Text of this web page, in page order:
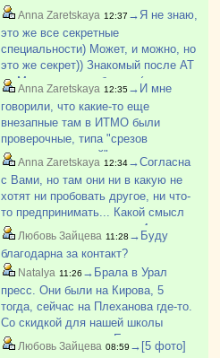
первого курса и только туда, где
академическая разница не
превышает 8 баллов. Там сейчас
какие-то препоны. Раньше студент?
Anna Zaretskaya 12:37 →Я не знаю,
это же все секретные
специальности) Может, и можно, но
это же секрет)) Знакомый после АТ
на Машгородке работает (но у него
тоже секретная специальность) в
КБ (конструкторское бюро, не
магазин). Все хорошо.
Anna Zaretskaya 12:35→И мне
говорили, что какие-то еще
внезапные там в ИТМО были
проверочные, типа "срезов
остаточных знаний", и чуть не
полкурса вылетели. Не было
остаточных знаний...
Anna Zaretskaya 12:34→Согласна
с Вами, но там они ни в какую не
хотят ни пробовать другое, ни что-
то предпринимать... Какой смысл
вылететь, скажем, после 4 курса -
я плохо представляю. У меня так
знакомая отчислилась с
аэрокосмического. Как ?
Любовь Зайцева 11:28 →Буду
благодарна за контакт?
Natalya 11:26 →Брала в Урал
пресс. Они были на Кирова, 5
тогда, сейчас на Плеханова где-то.
Со скидкой для нашей школы
выходило дешевле. Есть еще
какой-то Игнат, который этим
Любовь Зайцева 08:59 →[5 фото]